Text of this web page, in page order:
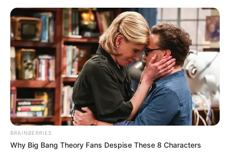
ΤΑΥΤΟΤΗΤΑ ΚΑΙ ΕΠΙΚΟΙΝΩΝΙΑ ΟΡΟΙ ΧΡΗΣΗΣ
© 2025 EVIANEWS του Γιώργου Κουτσελίνη
BRAINBERRIES
Why Big Bang Theory Fans Despise These 8 Characters